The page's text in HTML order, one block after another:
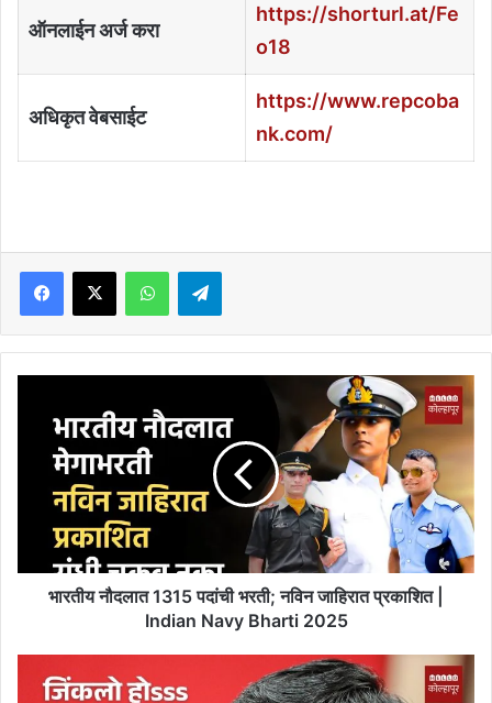
ऑनलाईन अर्ज करा
https://shorturl.at/Fe
o18
अधिकृत वेबसाईट
https://www.repcoba
nk.com/
Facebook
X WhatsAppTelegram
जाहिरात
प्रकाशित
|
Indianभारतीय नौदलात 1315 पदांची भरती; नविन जाहिरात प्रकाशित |
Indian Navy Bharti 2025
होsss